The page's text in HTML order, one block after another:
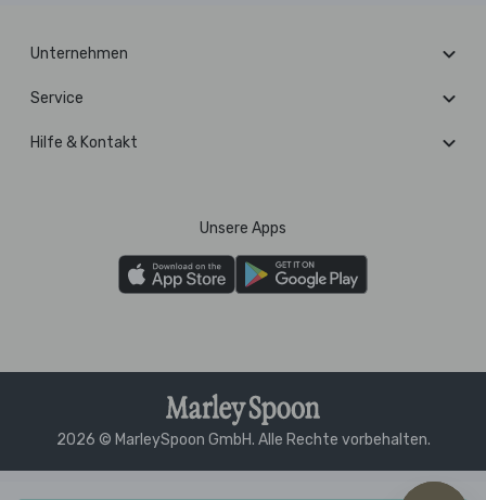
Unternehmen
Service
Hilfe & Kontakt
Unsere Apps
2026 © MarleySpoon GmbH. Alle Rechte vorbehalten.